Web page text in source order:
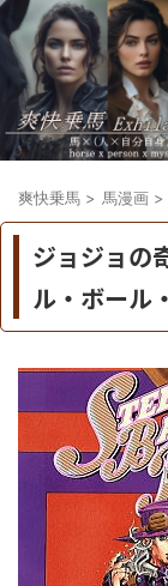
爽快乗馬 > 馬漫画 >
ジョジョの
ル・ボール